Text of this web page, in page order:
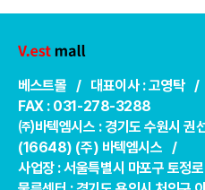
베스트몰 / 대표이사 : 고영탁
FAX : 031-278-3288
㈜바텍엠시스 : 경기도 수원시 권
(16648) (주) 바텍엠시스 /
사업장 : 서울특별시 마포구 토